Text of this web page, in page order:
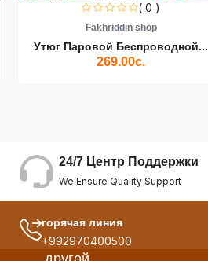
( 0 )
Fakhriddin shop
Утюг Паровой Беспроводной...
269.00с.
24/7 Центр Поддержки
We Ensure Quality Support
горячая линия
+992970400500